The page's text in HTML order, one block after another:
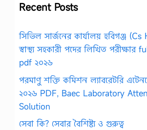
Recent Posts
সিভিল সার্জনের কার্যালয় হবিগঞ্জ
স্বাস্থ্য সহকারী পদের লিখিত পরীক্ষার
pdf ২০২৬
পরমাণু শক্তি কমিশন ল্যাবরেটরি
২০২৬ PDF, Baec Laboratory
Solution
সেবা কি? সেবার বৈশিষ্ট্য ও গুরুত্ব